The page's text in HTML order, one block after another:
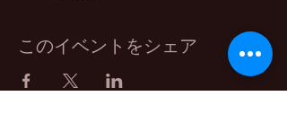
このイベントをシェア